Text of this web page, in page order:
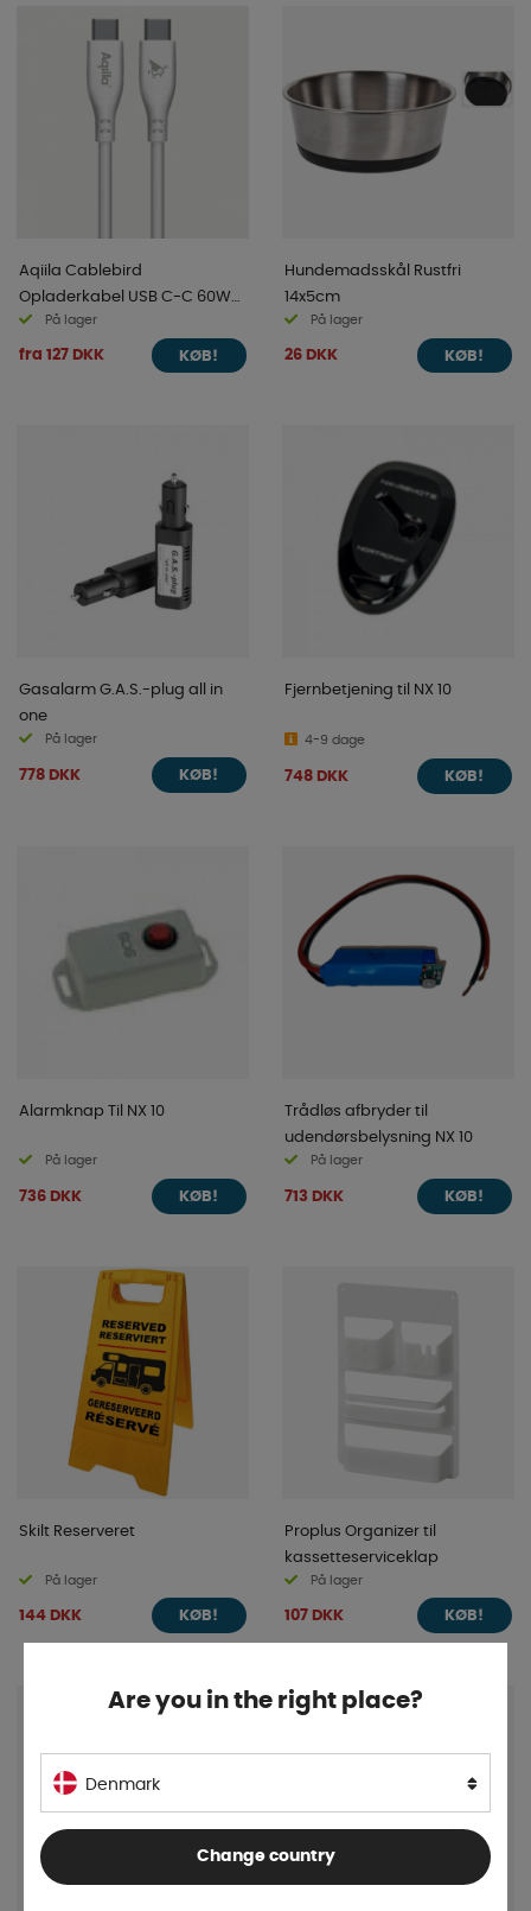
Aqiila Cablebird
Opladerkabel USB C-C 60W
HvidPå lager
fra 127 DKK KØB!
Hundemadsskål Rustfri
14x5cm
På lager
26 DKK KØB!
Gasalarm G.A.S.-plug all in
one
På lager
778 DKK KØB!
Fjernbetjening til NX 10
4-9 dage
748 DKK KØB!
Alarmknap Til NX 10
På lager
736 DKK KØB!
Trådløs afbryder til
udendørsbelysning NX 10
På lager
713 DKK KØB!
Skilt Reserveret
På lager
144 DKK KØB!
Proplus Organizer til
kassetteserviceklap
På lager
107 DKK KØB!
Are you in the right place?
Denmark
Change country